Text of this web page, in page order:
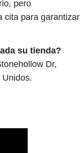
pero
cita para garantizar
su tienda?
Dr,